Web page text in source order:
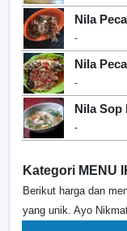
Nila
-
Nila
-
Nila Sop
-
Kategori MENU
Berikut harga dan
yang unik. Ayo